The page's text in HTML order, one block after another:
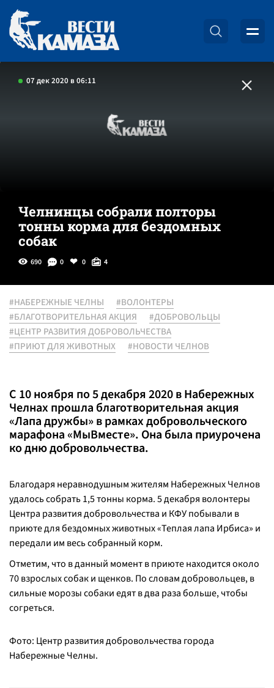
07 дек 2020 в 06:11
Челнинцы собрали полторы
тонны корма для бездомных
собак
690 0 0 4
#НАБЕРЕЖНЫЕ ЧЕЛНЫ
#ВОЛОНТЕРЫ
#БЛАГОТВОРИТЕЛЬНАЯ АКЦИЯ
#ДОБРОВОЛЬЦЫ
#ЦЕНТР РАЗВИТИЯ ДОБРОВОЛЬЧЕСТВА
#ПРИЮТ ДЛЯ ЖИВОТНЫХ
#НОВОСТИ ЧЕЛНОВ
С 10 ноября по 5 декабря 2020 в Набережных
Челнах прошла благотворительная акция
«Лапа дружбы» в рамках добровольческого
марафона «МыВместе». Она была приурочена
ко дню добровольчества.
Благодаря неравнодушным жителям Набережных Челнов
удалось собрать 1,5 тонны корма. 5 декабря волонтеры
Центра развития добровольчества и КФУ побывали в
приюте для бездомных животных «Теплая лапа Ирбиса» и
передали им весь собранный корм.
Отметим, что в данный момент в приюте находится около
70 взрослых собак и щенков. По словам добровольцев, в
сильные морозы собаки едят в два раза больше, чтобы
согреться.
Фото: Центр развития добровольчества города
Набережные Челны.